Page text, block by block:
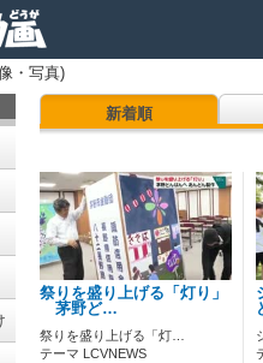
・写真)
新着順
祭りを盛り上げる「灯り」
茅野ど…
祭りを盛り上げる「灯…
テーマ LCVNEWS